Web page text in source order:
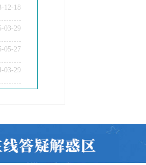
12-18
03-29
05-27
03-29
教师资格证笔试科目有哪些？
师资格证面试题型考核内容？
师资格证在职备考建议？